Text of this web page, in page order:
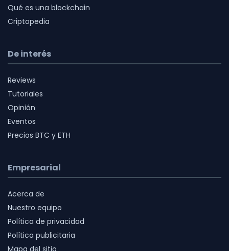
Qué es una blockchain
Criptopedia
De interés
Reviews
Tutoriales
Opinión
Eventos
Precios BTC y ETH
Empresarial
Acerca de
Nuestro equipo
Política de privacidad
Política publicitaria